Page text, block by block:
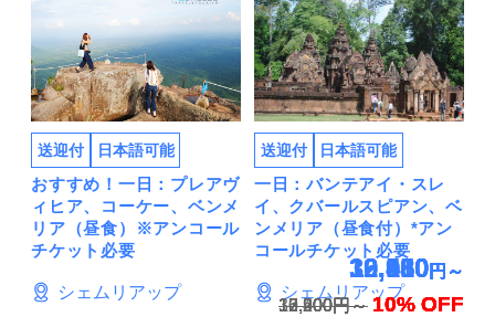
12,060 円～
13,400円～ 10% OFF
10,980 円～
12,200円～ 10% OFF
9,450 円～
10,500円～ 10% OFF
10,980 円～
12,200円～ 10% OFF
送迎付 日本語可能
おすすめ！一日：プレアヴ
ィヒア、コーケー、ベンメ
リア（昼食）※アンコール
チケット必要
シェムリアップ
32,580 円～
36,200円～ 10% OFF
送迎付 日本語可能
一日：バンテアイ・スレ
イ、クバールスピアン、ベ
ンメリア（昼食付）*アン
コールチケット必要
シェムリアップ
16,110 円～
17,900円～ 10% OFF